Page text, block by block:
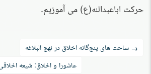
حرکت اباعبدالله(ع) می آموزیم.
راه‌بری
→ ساحت های پنج‌گانه اخلاق در نهج البلاغه
عاشورا و اخلاق: شیعه